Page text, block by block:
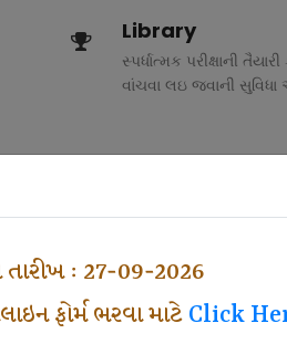
તારીખ : 27-09-2026
ફોર્મ ભરવા માટે Click
Library
સ્પર્ધાત્મક પરીક્ષાની
વાંચવા લઇ જવાની
Competitive
હેતુ ફક્ત વ્યવસ્થા ખર્ચ લઇ